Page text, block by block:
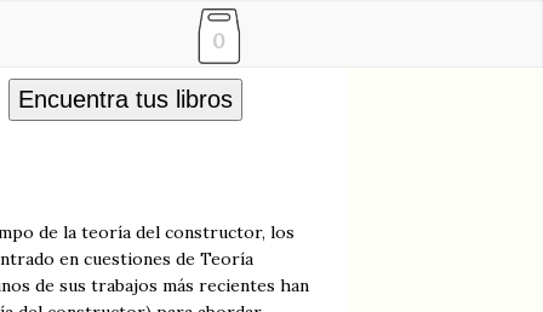
0
Encuentra tus libros
de la teoría del constructor, los
en cuestiones de Teoría
de sus trabajos más recientes han